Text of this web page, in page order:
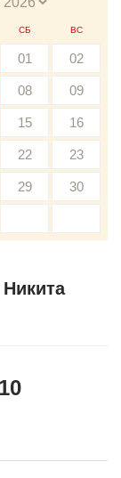
СБ ВС
01 02
08 09
15 16
22 23
29 30